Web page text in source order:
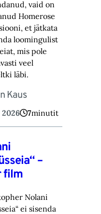
vaid on
Homerose
et jätkata
loomingulist
mis pole
veel
läbi.‎
Kaus
2026 7minutit
–
film
Nolani
ei sisenda